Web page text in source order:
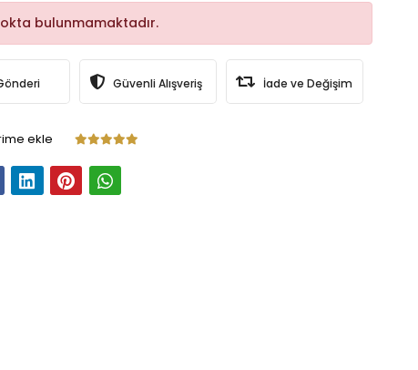
bulunmamaktadır.
Güvenli Alışveriş İade ve Değişim
ekle